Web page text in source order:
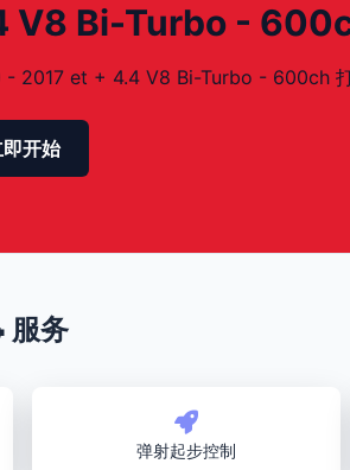
Bi-Turbo -
2017 et + 4.4 V8 Bi-Turbo - 600ch 打
开始
服务
弹射起步控制